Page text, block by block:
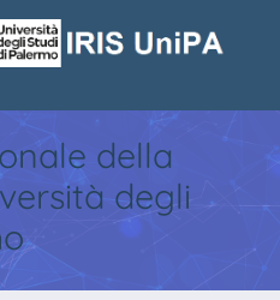
della
degli